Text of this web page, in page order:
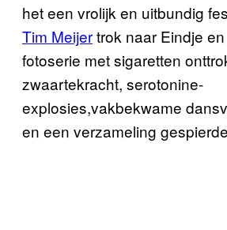
het een vrolijk en uitbundig
Tim Meijertrok naar Eindje
fotoserie met sigaretten
zwaartekracht, serotonine-
explosies,vakbekwame
en een verzameling